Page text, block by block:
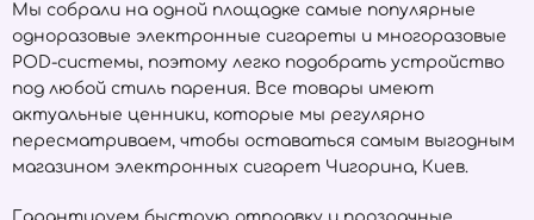
Мы собрали на одной площадке самые популярные
одноразовые электронные сигареты и многоразовые
POD-системы, поэтому легко подобрать устройство
под любой стиль парения. Все товары имеют
актуальные ценники, которые мы регулярно
пересматриваем, чтобы оставаться самым выгодным
магазином электронных сигарет Чигорина, Киев.